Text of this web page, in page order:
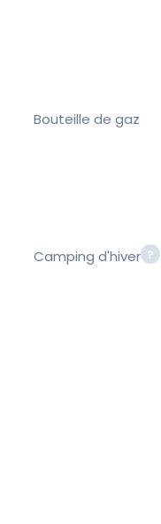
Bouteille de gaz
Camping d'hiver